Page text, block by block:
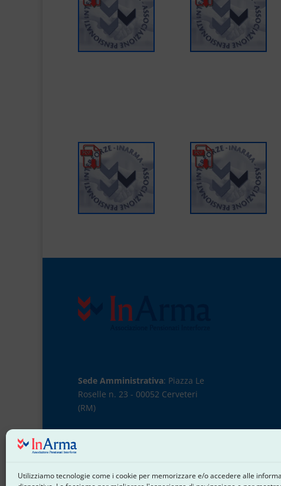
Utilizziamo tecnologie come i cookie per memorizzare e/o accedere alle
Sede Amministrativa: Piazza Le
Roselle n. 23 - 00052 Cerveteri
(RM)
Colleferro (RM)